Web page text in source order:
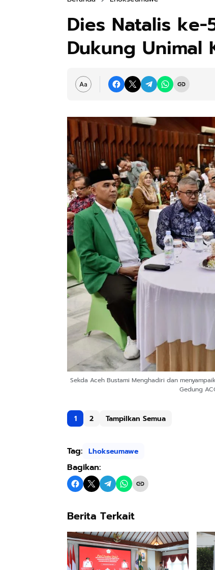
Dies Natalis
Dukung Unimal
Sekda Aceh Bustami Menghadiri dan
Gedung
1 2 Tampilkan Semua
Tag: Lhokseumawe
Bagikan:
Berita Terkait